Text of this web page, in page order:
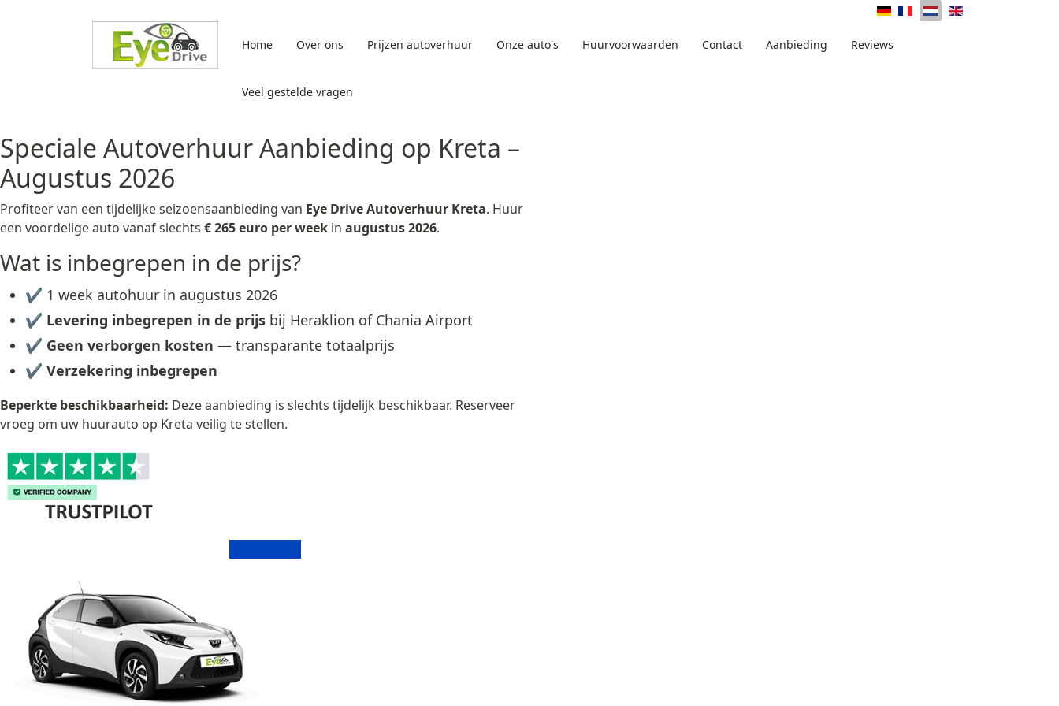
Home Over ons Prijzen autoverhuur Onze auto's Huurvoorwaarden Contact Aanbieding Reviews
Veel gestelde vragen
Speciale Autoverhuur Aanbieding op Kreta –
Augustus 2026
Profiteer van een tijdelijke seizoensaanbieding van Eye Drive Autoverhuur Kreta. Huur
een voordelige auto vanaf slechts € 265 euro per week in augustus 2026.
Wat is inbegrepen in de prijs?
✔ 1 week autohuur in augustus 2026
✔ Levering inbegrepen in de prijs bij Heraklion of Chania Airport
✔ Geen verborgen kosten — transparante totaalprijs
✔ Verzekering inbegrepen
Beperkte beschikbaarheid: Deze aanbieding is slechts tijdelijk beschikbaar. Reserveer
vroeg om uw huurauto op Kreta veilig te stellen.